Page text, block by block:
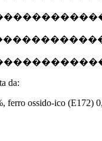
da:
ferro ossido-ico (E172)